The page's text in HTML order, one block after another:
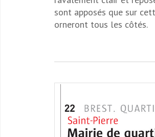
sont apposés que sur
orneront tous les côtés.